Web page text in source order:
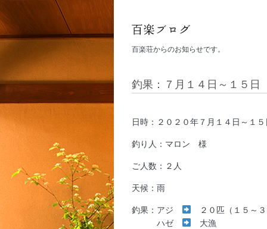
百楽荘からのお知らせです。
釣果：７月１４日～１５日
日時：２０２０年７月１４日～１５
釣り人：マロン 様
ご人数：２人
天候：雨
釣果：アジ
２０匹（１５～
ハゼ
大漁